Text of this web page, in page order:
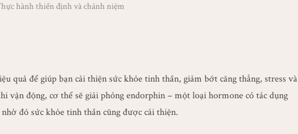
hành thiền định và chánh niệm
quả để giúp bạn cải thiện sức khỏe tinh thần, giảm bớt căng thẳng, stress và
vận động, cơ thể sẽ giải phóng endorphin – một loại hormone có tác dụng
đó sức khỏe tinh thần cũng được cải thiện.